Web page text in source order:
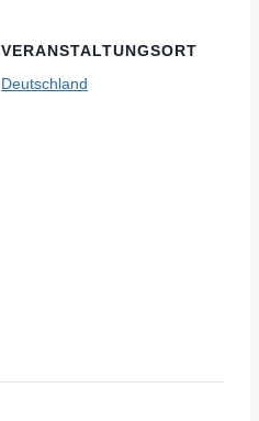
VERANSTALTUNGSORT
Deutschland